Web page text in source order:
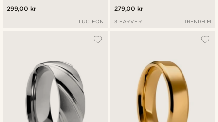
299,00 kr
LUCLEON
279,00 kr
3 FARVER TRENDHIM